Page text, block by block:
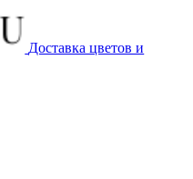
Доставка цветов и